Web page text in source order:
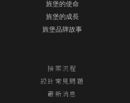
旌堡的使命
旌堡的成長
旌堡品牌故事
接案流程
設計常見問題
最新消息